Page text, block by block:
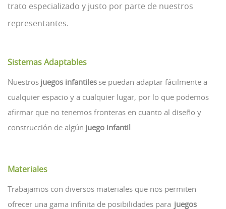
trato especializado y justo por parte de nuestros
representantes.
Sistemas Adaptables
Nuestros juegos infantiles se puedan adaptar fácilmente a
cualquier espacio y a cualquier lugar, por lo que podemos
afirmar que no tenemos fronteras en cuanto al diseño y
construcción de algún juego infantil.
Materiales
Trabajamos con diversos materiales que nos permiten
ofrecer una gama infinita de posibilidades para juegos